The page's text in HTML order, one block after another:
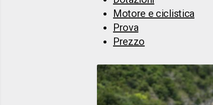
Motore e ciclistica
Prova
Prezzo